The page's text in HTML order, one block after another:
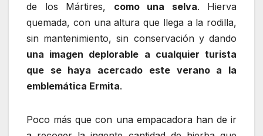
de los Mártires, como una selva. Hierva
quemada, con una altura que llega a la rodilla,
sin mantenimiento, sin conservación y dando
una imagen deplorable a cualquier turista
que se haya acercado este verano a la
emblemática Ermita.
Poco más que con una empacadora han de ir